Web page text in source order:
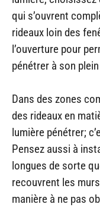
qui s’ouvrent
rideaux loin des
l’ouverture pour
pénétrer à son
Dans des zones
des rideaux en
lumière pénétrer;
Pensez aussi à
longues de sorte
recouvrent les
manière à ne pas